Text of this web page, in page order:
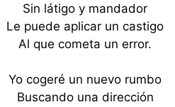
Sin látigo y mandador
Le puede aplicar un castigo
Al que cometa un error.
Yo cogeré un nuevo rumbo
Buscando una dirección